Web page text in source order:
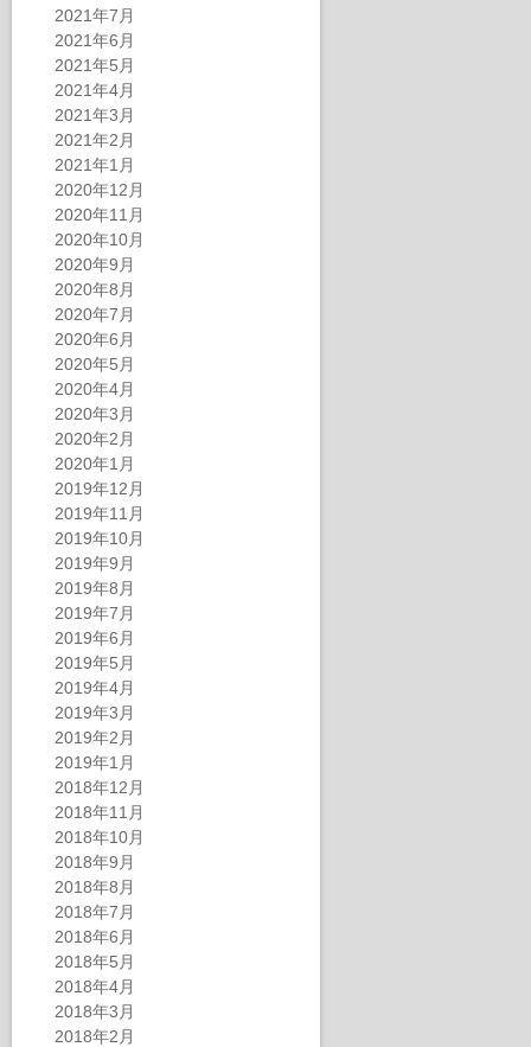
2021年7月
2021年6月
2021年5月
2021年4月
2021年3月
2021年2月
2021年1月
2020年12月
2020年11月
2020年10月
2020年9月
2020年8月
2020年7月
2020年6月
2020年5月
2020年4月
2020年3月
2020年2月
2020年1月
2019年12月
2019年11月
2019年10月
2019年9月
2019年8月
2019年7月
2019年6月
2019年5月
2019年4月
2019年3月
2019年2月
2019年1月
2018年12月
2018年11月
2018年10月
2018年9月
2018年8月
2018年7月
2018年6月
2018年5月
2018年4月
2018年3月
2018年2月